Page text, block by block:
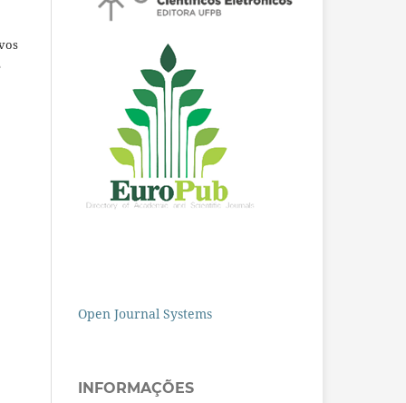
Open Journal Systems
INFORMAÇÕES